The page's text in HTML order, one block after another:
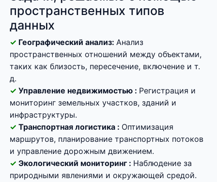
пространственных типов
данных
Географический анализ: Анализ
пространственных отношений между объектами,
таких как близость, пересечение, включение и т.
д.
Управление недвижимостью : Регистрация и
мониторинг земельных участков, зданий и
инфраструктуры.
Транспортная логистика : Оптимизация
маршрутов, планирование транспортных потоков
и управление дорожным движением.
Экологический мониторинг : Наблюдение за
природными явлениями и окружающей средой.